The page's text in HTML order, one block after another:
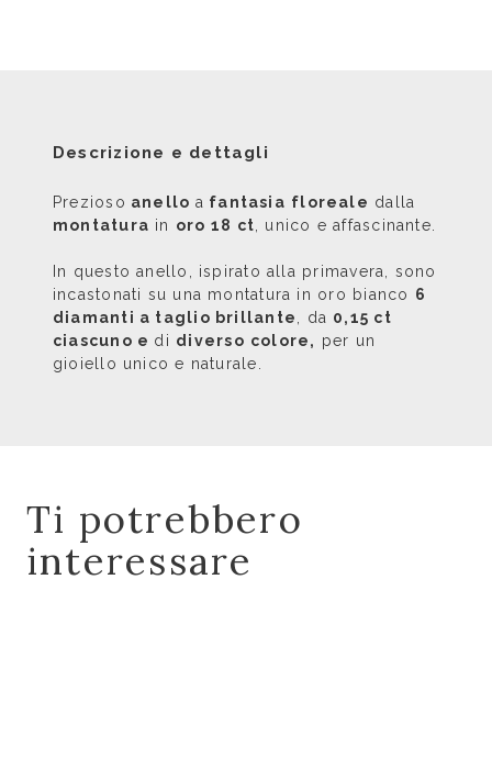
Descrizione e dettagli
Prezioso anello a fantasia floreale dalla
montatura in oro 18 ct , unico e affascinante.
In questo anello, ispirato alla primavera, sono
incastonati su una montatura in oro bianco 6
diamanti a taglio brillante
, da 0,15 ct
ciascuno e di diverso colore, per un
gioiello unico e naturale.
Ti potrebbero
interessare